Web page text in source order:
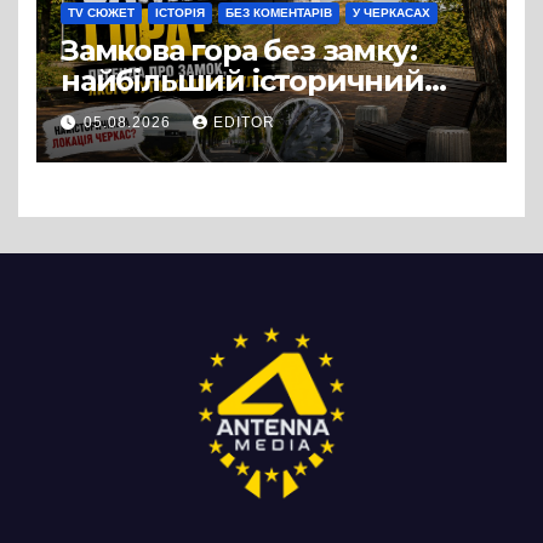
TV СЮЖЕТ ІСТОРІЯ БЕЗ КОМЕНТАРІВ У ЧЕРКАСАХ
Замкова гора без замку:
найбільший історичний
міф Черкас
05.08.2026 EDITOR